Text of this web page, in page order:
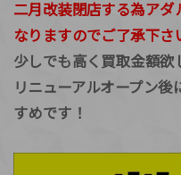
二月改装閉店する為アダ
なりますのでご了承下さ
少しでも高く買取金額欲
リニューアルオープン後
すめです！